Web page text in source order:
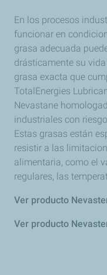
En los procesos
funcionar en
grasa adecuada
drásticamente su
grasa exacta que
TotalEnergies
Nevastane
industriales con
Estas grasas están
resistir a las
alimentaria, como el
regulares, las
Ver producto
Ver producto